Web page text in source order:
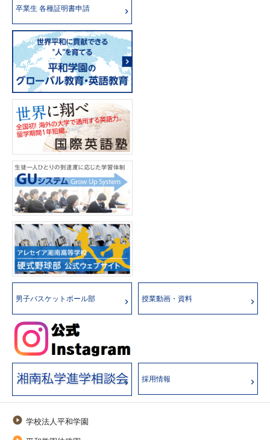
卒業生 各種証明書申請
授業動画・資料
男子バスケットボール部
採用情報
 学校法人平和学園